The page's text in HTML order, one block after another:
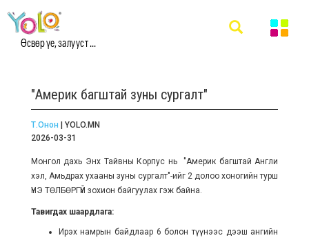
Өсвөр үе, залууст ...
"Америк багштай зуны сургалт"
Т.Онон | YOLO.MN
2026-03-31
Монгол дахь Энх Тайвны Корпус нь "Америк багштай Англи
хэл, Амьдрах ухааны зуны сургалт"-ийг 2 долоо хоногийн турш
ҮНЭ ТӨЛБӨРГҮЙ зохион байгуулах гэж байна.
Тавигдах шаардлага:
Ирэх намрын байдлаар 6 болон түүнээс дээш ангийн